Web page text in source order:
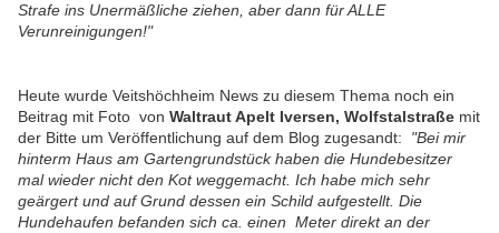
Strafe ins Unermäßliche ziehen, aber dann für ALLE
Verunreinigungen!"
Heute wurde Veitshöchheim News zu diesem Thema noch ein
Beitrag mit Foto von Waltraut Apelt Iversen, Wolfstalstraße mit
der Bitte um Veröffentlichung auf dem Blog zugesandt:
"Bei mir
hinterm Haus am Gartengrundstück haben die Hundebesitzer
mal wieder nicht den Kot weggemacht. Ich habe mich sehr
geärgert und auf Grund dessen ein Schild aufgestellt. Die
Hundehaufen befanden sich ca. einen Meter direkt an der